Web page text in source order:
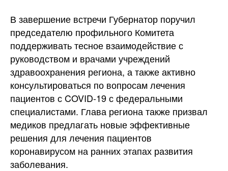
В завершение встречи Губернатор поручил
председателю профильного Комитета
поддерживать тесное взаимодействие с
руководством и врачами учреждений
здравоохранения региона, а также активно
консультироваться по вопросам лечения
пациентов с COVID-19 с федеральными
специалистами. Глава региона также призвал
медиков предлагать новые эффективные
решения для лечения пациентов
коронавирусом на ранних этапах развития
заболевания.